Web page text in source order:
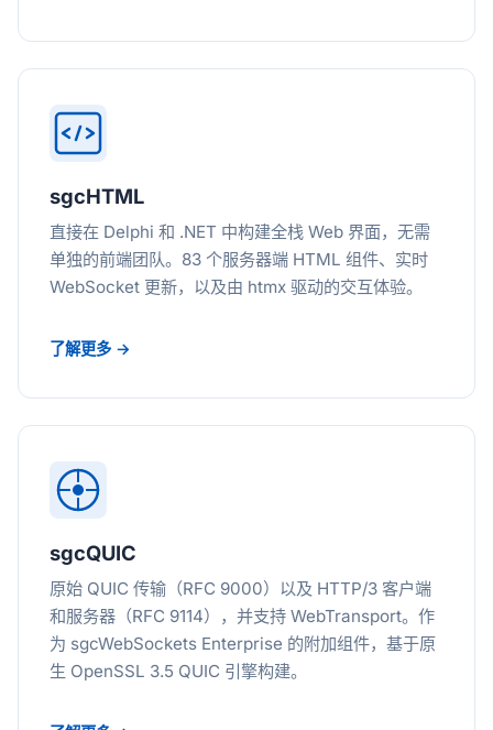
sgcHTML
直接在 Delphi 和 .NET 中构建全栈 Web 界面，无需
单独的前端团队。83 个服务器端 HTML 组件、实时
WebSocket 更新，以及由 htmx 驱动的交互体验。
了解更多 →
sgcQUIC
原始 QUIC 传输（RFC 9000）以及 HTTP/3 客户端
和服务器（RFC 9114），并支持 WebTransport。作
为 sgcWebSockets Enterprise 的附加组件，基于原
生 OpenSSL 3.5 QUIC 引擎构建。